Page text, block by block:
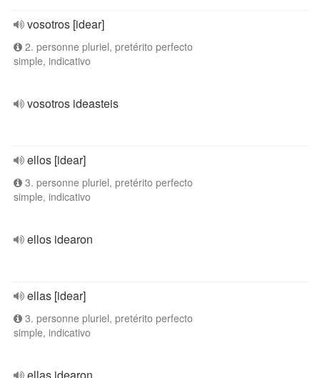
vosotros [idear]
2. personne pluriel, pretérito perfecto
simple, indicativo
vosotros ideasteis
ellos [idear]
3. personne pluriel, pretérito perfecto
simple, indicativo
ellos idearon
ellas [idear]
3. personne pluriel, pretérito perfecto
simple, indicativo